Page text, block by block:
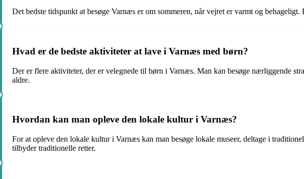
Det bedste tidspunkt at besøge Varnæs er om sommeren, når vejret er varmt og
Hvad er de bedste aktiviteter at lave i Varnæs med børn?
Der er flere aktiviteter, der er velegnede til børn i Varnæs. Man kan besøge nærliggende
aldre.
Hvordan kan man opleve den lokale kultur i Varnæs?
For at opleve den lokale kultur i Varnæs kan man besøge lokale museer, deltage i
tilbyder traditionelle retter.